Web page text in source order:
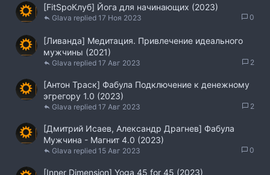
[FitSpoКлуб] Йога для начинающих (2023)
0
17 Ноя 2023
Glava
[Ливанда] Медитация. Привлечение идеального
мужчины (2021)
2
17 Авг 2023
Glava
[Антон Траск] Фабула Подключение к денежному
эгрегору 1.0 (2023)
2
17 Авг 2023
Glava
[Дмитрий Исаев, Александр Драгнев] Фабула
Мужчина - Магнит 4.0 (2023)
0
15 Авг 2023
Glava
[Inner Dimension] Yoga 45 for 45 (2023)